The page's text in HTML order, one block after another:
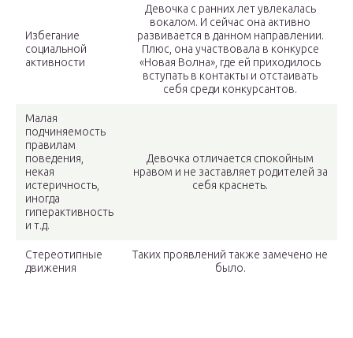
Избегание
социальной
активности
Девочка с ранних лет увлекалась
вокалом. И сейчас она активно
развивается в данном направлении.
Плюс, она участвовала в конкурсе
«Новая Волна», где ей приходилось
вступать в контакты и отстаивать
себя среди конкурсантов.
Малая
подчиняемость
правилам
поведения,
некая
истеричность,
иногда
гиперактивность
и т.д.
Девочка отличается спокойным
нравом и не заставляет родителей за
себя краснеть.
Стереотипные
движения
Таких проявлений также замечено не
было.